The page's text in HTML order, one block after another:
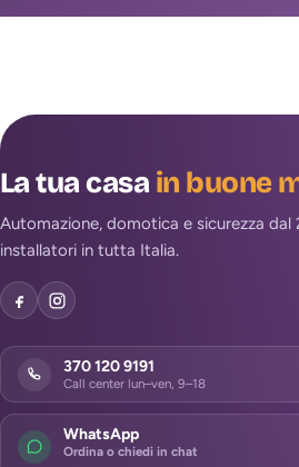
La tua casain buone
Automazione, domotica e sicurezza
installatori in tutta Italia.
370 120 9191
Call center lun–ven, 9–18
WhatsApp
Ordina o chiedi in chat